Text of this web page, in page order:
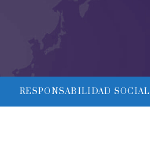
RESPONSABILIDAD SOCIAL